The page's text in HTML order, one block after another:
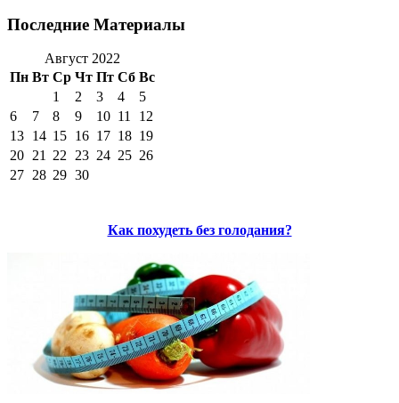
Последние Материалы
Август 2022
Пн Вт Ср Чт Пт Сб Вс
1
2 3 4
5
6
7 8 9 10 11
12
13 14 15 16 17 18 19
20 21 22 23 24 25 26
27 28 29 30
Как похудеть без голодания?